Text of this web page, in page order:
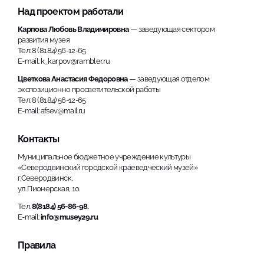
Над проектом работали
Карпова Любовь Владимировна— заведующая сектором
развития музея
Тел: 8 (8184) 56-12-65
E-mail: k_karpov@rambler.ru
Цветкова Анастасия Федоровна— заведующая отделом
экспозиционно просветительской работы
Тел: 8 (8184) 56-12-65
E-mail: afsev@mail.ru
Контакты
Муниципальное бюджетное учреждение культуры
«Северодвинский городской краеведческий музей»
г.Северодвинск,
ул. Пионерская, 10.
Тел.8(8184) 56-86-98.
E-mail:info@musey29.ru
Правила